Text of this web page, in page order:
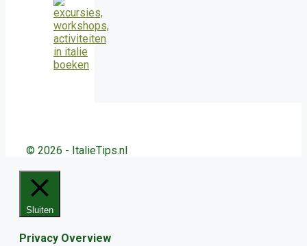
© 2026 - ItalieTips.nl
Sluiten
Privacy Overview